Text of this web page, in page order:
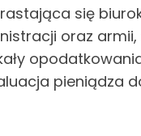
się
oraz
pieniądza